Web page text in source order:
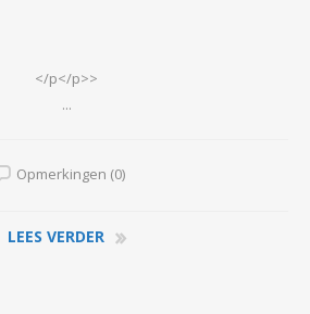
</p</p>>
...
Opmerkingen (0)
LEES VERDER